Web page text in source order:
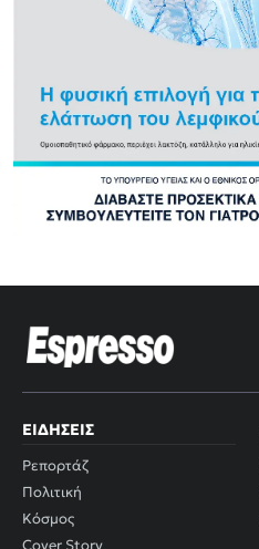
ΕΙΔΉΣΕΙΣ
Ρεπορτάζ
Πολιτική
Κόσμος